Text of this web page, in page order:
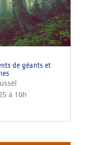
de géants et
à 10h